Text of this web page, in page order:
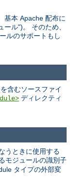
基本 Apache 配布に
ル")。 そのため、
ルのサポートもし
含むソースファイ
ディレクティ
うときに使用する
モジュールの識別子
タイプの外部変